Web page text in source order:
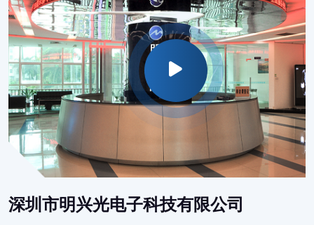
深圳市明兴光电子科技有限公司